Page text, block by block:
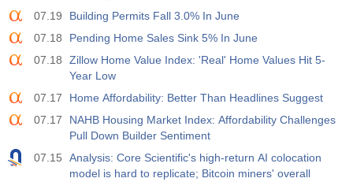
20:05
USD
FRB Cook理事発言
実際
期待 前
07.19
Building Permits Fall 3.0% In June
07.18
Pending Home Sales Sink 5% In June
07.18
Zillow Home Value Index: 'Real' Home Values Hit 5-
Year Low
07.17
Home Affordability: Better Than Headlines Suggest
07.17
NAHB Housing Market Index: Affordability Challenges
Pull Down Builder Sentiment
07.15
Analysis: Core Scientific's high-return AI colocation
model is hard to replicate; Bitcoin miners' overall